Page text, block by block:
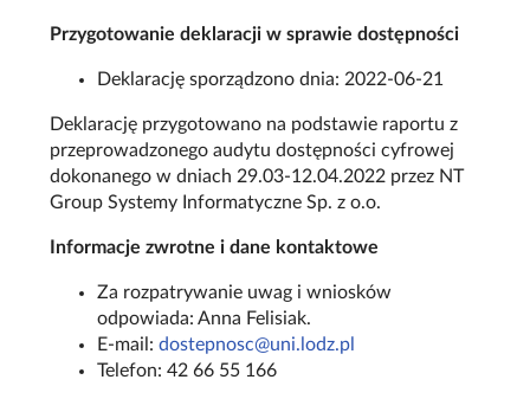
Przygotowanie deklaracji w sprawie dostępności
Deklarację sporządzono dnia: 2022-06-21
Deklarację przygotowano na podstawie raportu z
przeprowadzonego audytu dostępności cyfrowej
dokonanego w dniach 29.03-12.04.2022 przez NT
Group Systemy Informatyczne Sp. z o.o.
Informacje zwrotne i dane kontaktowe
Za rozpatrywanie uwag i wniosków
odpowiada: Anna Felisiak.
E-mail:dostepnosc@uni.lodz.pl
Telefon: 42 66 55 166